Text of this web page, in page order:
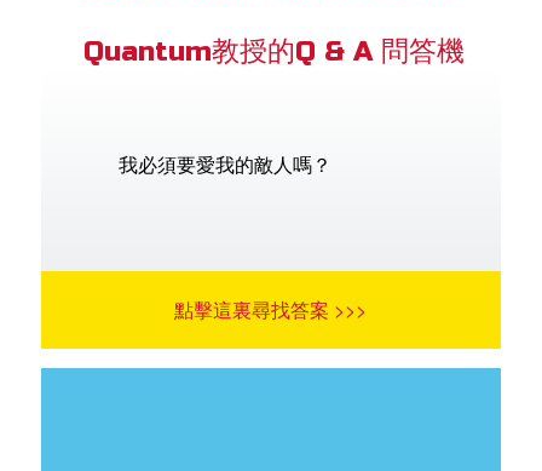
Quantum教授的Q & A 問答機
我必須要愛我的敵人嗎？
點擊這裏尋找答案 >>>